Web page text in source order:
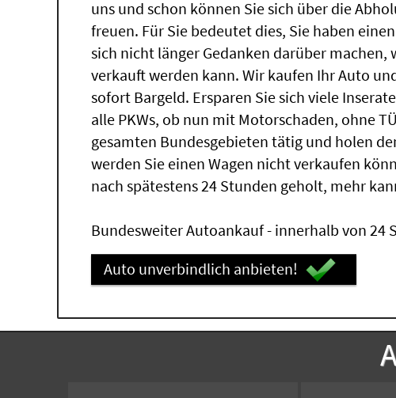
uns und schon können Sie sich über die
freuen. Für Sie bedeutet dies, Sie haben
sich nicht länger Gedanken darüber machen,
verkauft werden kann. Wir kaufen Ihr Auto
sofort Bargeld. Ersparen Sie sich viele
alle PKWs, ob nun mit Motorschaden, ohne
gesamten Bundesgebieten tätig und holen
werden Sie einen Wagen nicht verkaufen
nach spätestens 24 Stunden geholt, mehr
Bundesweiter Autoankauf - innerhalb von 24
Auto unverbindlich anbieten!